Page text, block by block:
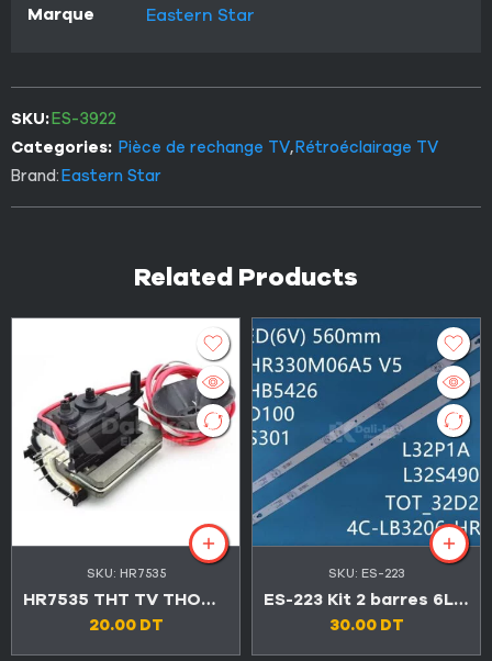
Marque
Eastern Star
SKU:ES-3922
Categories: Pièce de rechange TV,Rétroéclairage TV
Brand:Eastern Star
Related Products
SKU: HR7535
HR7535 THT TV THOMSON TX
20.00 DT
SKU: ES-223
ES-223 Kit 2 barres 6LED TV TCL 32″ 32D2900
30.00 DT